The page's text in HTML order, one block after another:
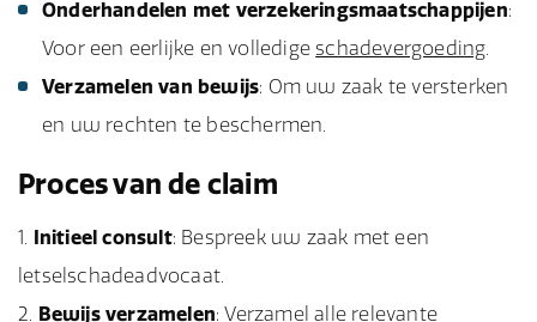
Onderhandelen met verzekeringsmaatschappijen:
Voor een eerlijke en volledige schadevergoeding.
Verzamelen van bewijs: Om uw zaak te versterken
en uw rechten te beschermen.
Proces van de claim
Initieel consult: Bespreek uw zaak met een
letselschadeadvocaat.
Bewijs verzamelen: Verzamel alle relevante